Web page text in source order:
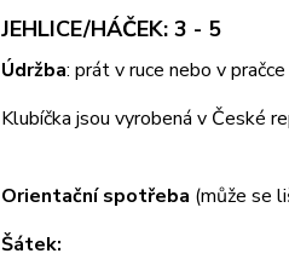
JEHLICE/HÁČEK: 3 - 5
Údržba: prát v ruce nebo v
Klubíčka jsou vyrobená v České
Orientační spotřeba (může se
Šátek: